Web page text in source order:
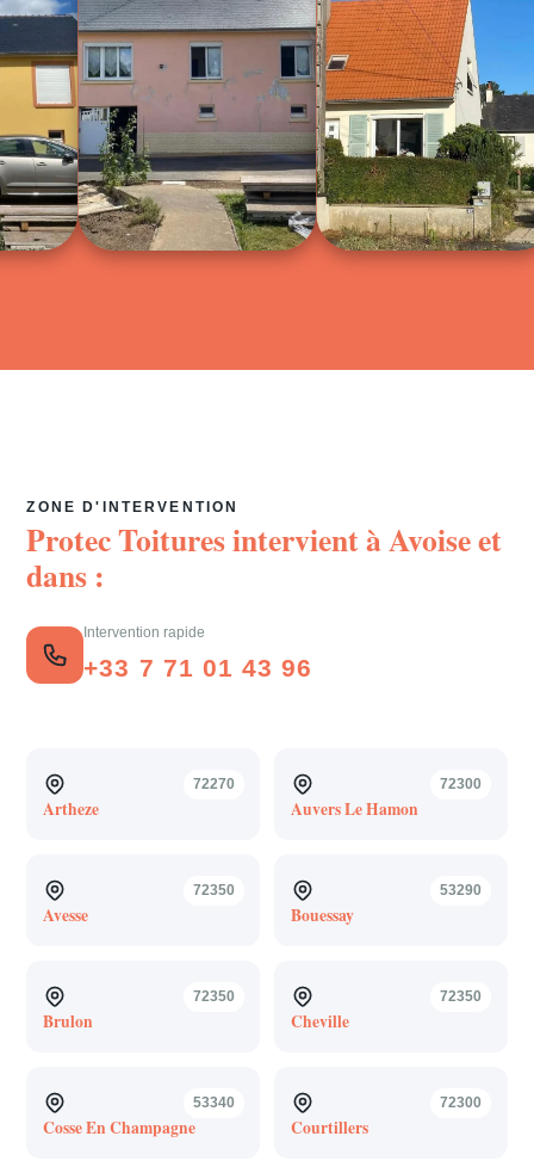
ZONE D'INTERVENTION
Protec Toitures intervient àAvoiseet
dans :
Intervention rapide
+33 7 71 01 43 96
72270
Artheze
72300
Auvers Le Hamon
72350
Avesse
53290
Bouessay
72350
Brulon
72350
Cheville
53340
Cosse En Champagne
72300
Courtillers